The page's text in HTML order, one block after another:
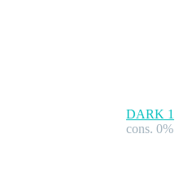
DARK 1
cons. 0%